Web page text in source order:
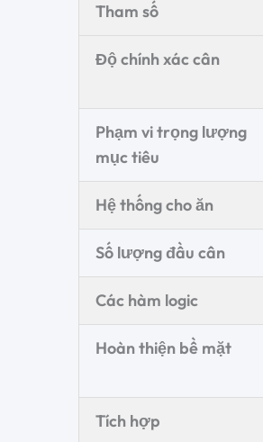
Tham số
Độ chính xác cân
Phạm vi trọng lượng
mục tiêu
Hệ thống cho ăn
Số lượng đầu cân
Các hàm logic
Hoàn thiện bề mặt
Tích hợp